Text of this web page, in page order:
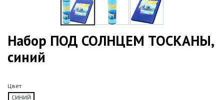
Набор ПОД СОЛНЦЕМ ТОСКАНЫ,
синий
Цвет
СИНИЙ